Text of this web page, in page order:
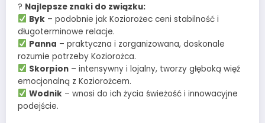
? Najlepsze znaki do związku:
Byk – podobnie jak Koziorożec ceni stabilność i
długoterminowe relacje.
Panna – praktyczna i zorganizowana, doskonale
rozumie potrzeby Koziorożca.
Skorpion – intensywny i lojalny, tworzy głęboką więź
emocjonalną z Koziorożcem.
Wodnik – wnosi do ich życia świeżość i innowacyjne
podejście.